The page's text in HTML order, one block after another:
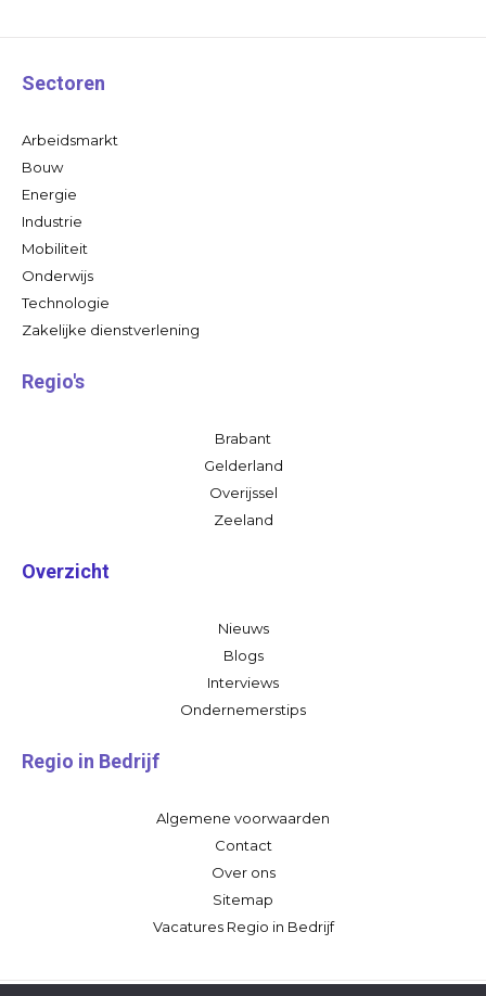
Sectoren
Arbeidsmarkt
Bouw
Energie
Industrie
Mobiliteit
Onderwijs
Technologie
Zakelijke dienstverlening
Regio's
Brabant
Gelderland
Overijssel
Zeeland
Overzicht
Nieuws
Blogs
Interviews
Ondernemerstips
Regio in Bedrijf
Algemene voorwaarden
Contact
Over ons
Sitemap
Vacatures Regio in Bedrijf